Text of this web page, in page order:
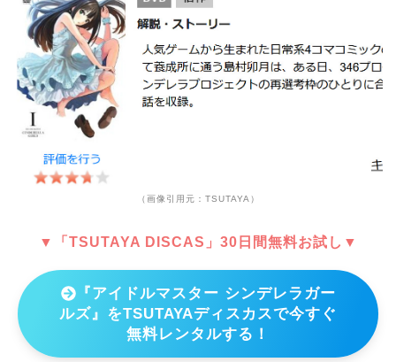
（画像引用元：TSUTAYA）
▼「TSUTAYA DISCAS」30日間無料お試し▼
『アイドルマスター シンデレラガー
ルズ』をTSUTAYAディスカスで今すぐ
無料レンタルする！